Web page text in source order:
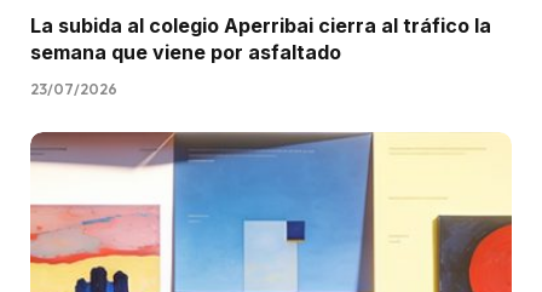
La subida al colegio Aperribai cierra al tráfico la
semana que viene por asfaltado
23/07/2026